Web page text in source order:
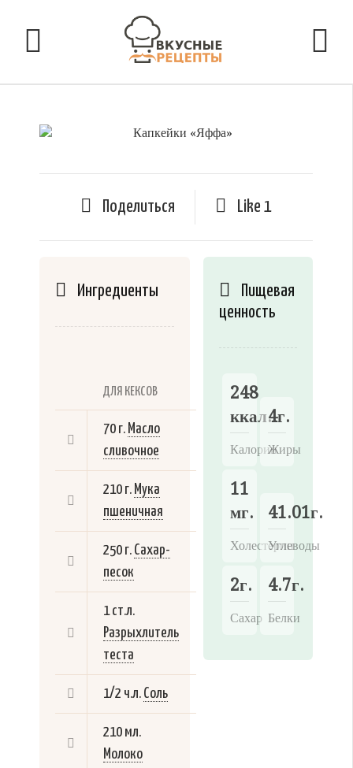
Поделиться Like 1
Ингредиенты
ДЛЯ КЕКСОВ
70 г. Масло
сливочное
210 г. Мука
пшеничная
250 г. Сахар-
песок
1 ст.л.
Разрыхлитель
теста
1/2 ч.л. Соль
210 мл.
Молоко
Пищевая
ценность
248
ккал.
Калории
4г.
Жиры
11
мг.
Холестерин
41.01г.
Углеводы
2г.
Сахар
4.7г.
Белки